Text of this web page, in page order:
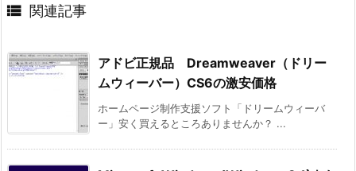
 関連記事
アドビ正規品 Dreamweaver（ドリー
ムウィーバー）CS6の激安価格
ホームページ制作支援ソフト「ドリームウィーバ
ー」安く買えるところありませんか？ ...